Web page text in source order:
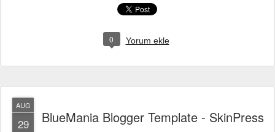
0 Yorum ekle
AUG
29 BlueMania Blogger Template - SkinPress